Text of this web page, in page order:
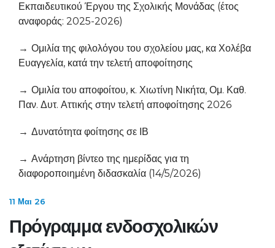
Εκπαιδευτικού Έργου της Σχολικής Μονάδας (έτος
αναφοράς: 2025-2026)
Ομιλία της φιλολόγου του σχολείου μας, κα Χολέβα
Ευαγγελία, κατά την τελετή αποφοίτησης
Ομιλία του αποφοίτου, κ. Χιωτίνη Νικήτα, Ομ. Καθ.
Παν. Δυτ. Αττικής στην τελετή αποφοίτησης 2026
Δυνατότητα φοίτησης σε ΙΒ
Ανάρτηση βίντεο της ημερίδας για τη
διαφοροποιημένη διδασκαλία (14/5/2026)
11 Μαι 26
Πρόγραμμα ενδοσχολικών